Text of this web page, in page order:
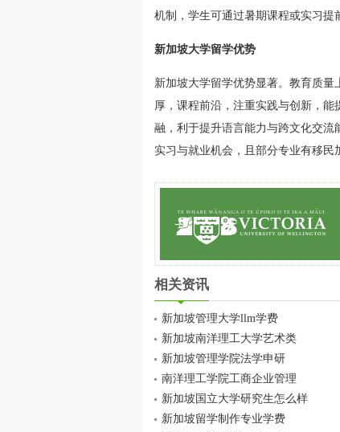
机制，学生可通过暑期课程或实习提
新加坡大学留学优势
新加坡大学留学优势显著。教育质
厚，课程前沿，注重实践与创新，
融，利于提升语言能力与跨文化交
实习与就业机会，且部分专业有移民
相关资讯
新加坡管理大学llm学费
新加坡南洋理工大学艺术类
新加坡管理学院法学申研
南洋理工学院工商企业管理
新加坡国立大学研究生怎么样
新加坡留学制作专业学费